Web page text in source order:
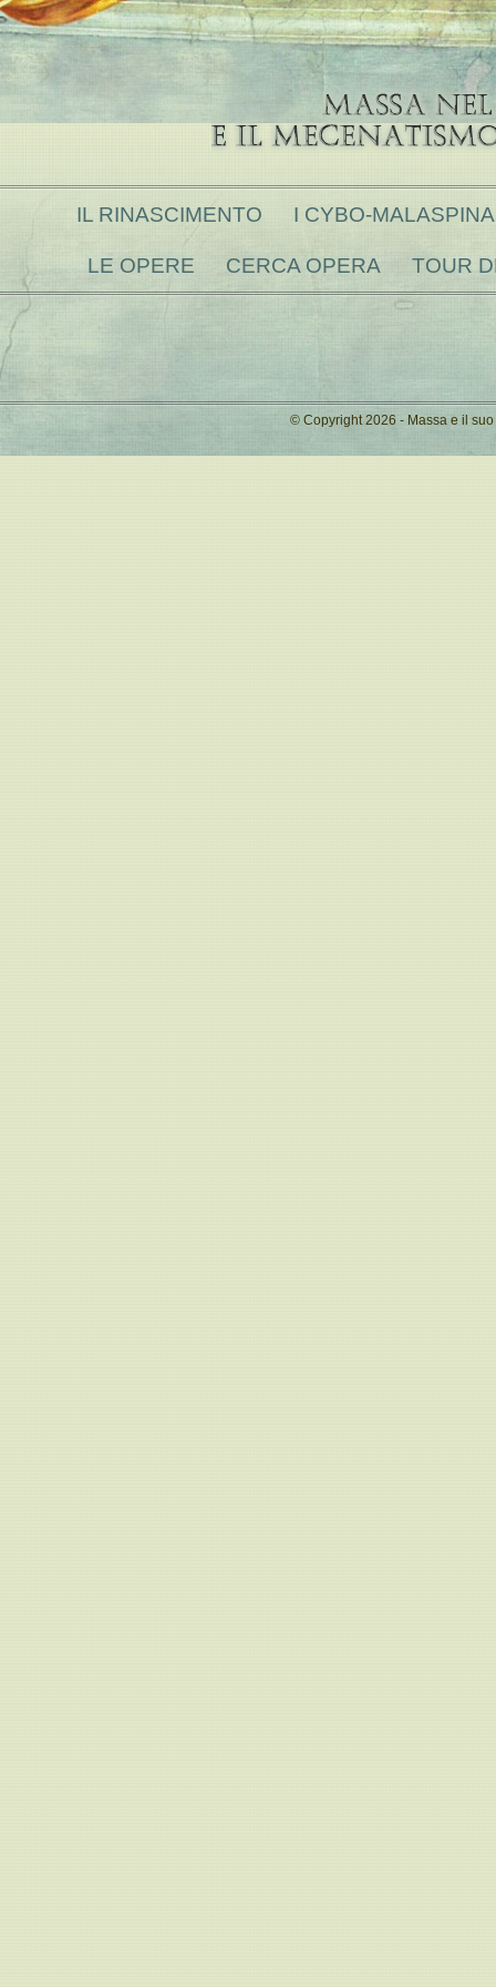
IL RINASCIMENTO I CYBO-
LE OPERE CERCA OPERA TOUR
© Copyright 2026 - Massa e il